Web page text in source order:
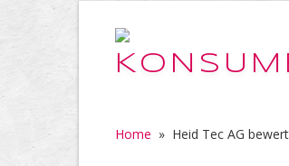
Home » Heid Tec AG